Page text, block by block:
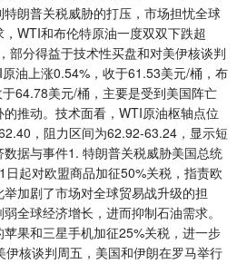
朗普关税威胁的打压，市场担忧全球
WTI和布伦特原油一度双双下跌超
部分得益于技术性买盘和对美伊核谈判
油上涨0.54%，收于61.53美元/桶，布
64.78美元/桶，主要是受到美国阵亡
推动。技术面看，WTI原油枢轴点位
，阻力区间为62.92-63.24，显示短
据与事件1. 特朗普关税威胁美国总统
起对欧盟商品加征50%关税，指责欧
加剧了市场对全球贸易战升级的担
全球经济增长，进而抑制石油需求。
果和三星手机加征25%关税，进一步
核谈判周五，美国和伊朗在罗马举行